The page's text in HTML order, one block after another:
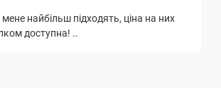
найбільш підходять, ціна на них
доступна! ..